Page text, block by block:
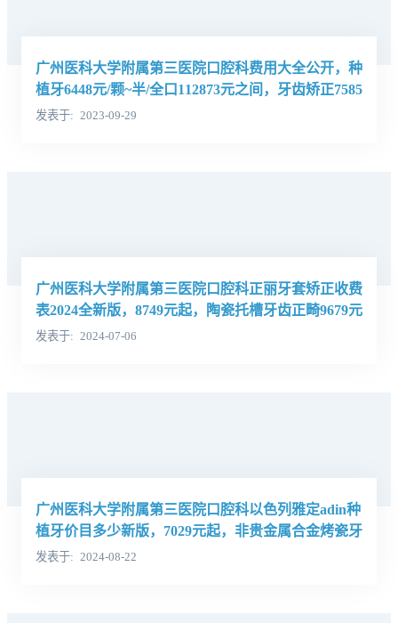
广州医科大学附属第三医院口腔科费用大全公开，种
植牙6448元/颗~半/全口112873元之间，牙齿矫正7585
元起
发表于 2023-09-29
广州医科大学附属第三医院口腔科正丽牙套矫正收费
表2024全新版，8749元起，陶瓷托槽牙齿正畸9679元
起
发表于 2024-07-06
广州医科大学附属第三医院口腔科以色列雅定adin种
植牙价目多少新版，7029元起，非贵金属合金烤瓷牙
8429元起
发表于 2024-08-22